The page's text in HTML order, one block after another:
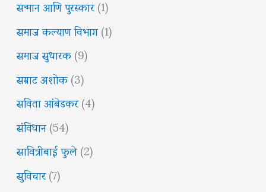
समाज कल्याण विभाग(1)
समाज सुधारक(9)
सम्राट अशोक(3)
सविता आंबेडकर(4)
संविधान(54)
सावित्रीबाई फुले(2)
सुविचार(7)